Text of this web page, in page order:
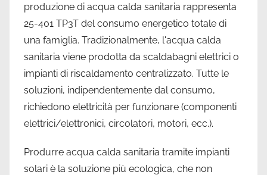
produzione di acqua calda sanitaria rappresenta
25-401 TP3T del consumo energetico totale di
una famiglia. Tradizionalmente, l'acqua calda
sanitaria viene prodotta da scaldabagni elettrici o
impianti di riscaldamento centralizzato. Tutte le
soluzioni, indipendentemente dal consumo,
richiedono elettricità per funzionare (componenti
elettrici/elettronici, circolatori, motori, ecc.).
Produrre acqua calda sanitaria tramite impianti
solari è la soluzione più ecologica, che non